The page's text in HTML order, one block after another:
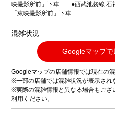
映撮影所前」下車 ●西武池袋線 石
「東映撮影所前」下車
混雑状況
Googleマップ
Googleマップの店舗情報では現在の
※一部の店舗では混雑状況が表示され
※実際の混雑情報と異なる場合もご
利用ください。